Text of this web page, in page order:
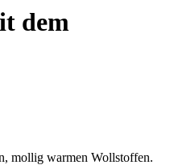
dem
mollig warmen Wollstoffen.